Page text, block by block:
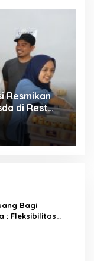
Resmikan
di Rest
Bagi
: Fleksibilitas